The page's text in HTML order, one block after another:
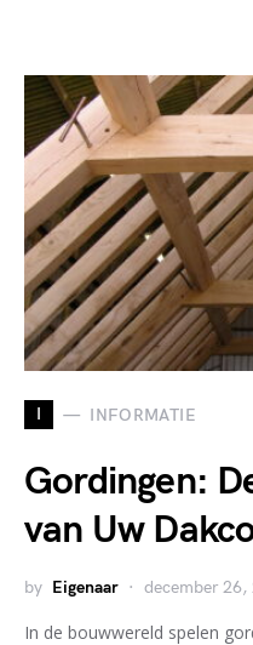
I INFORMATIE
Gordingen:
van Uw
by Eigenaar december 26,
In de bouwwereld spelen